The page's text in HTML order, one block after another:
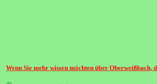
Wenn Sie mehr wissen möchten über